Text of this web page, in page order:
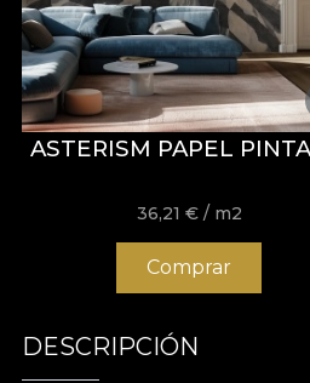
ASTERISM PAPEL
36,21 € / m2
Comprar
DESCRIPCIÓN